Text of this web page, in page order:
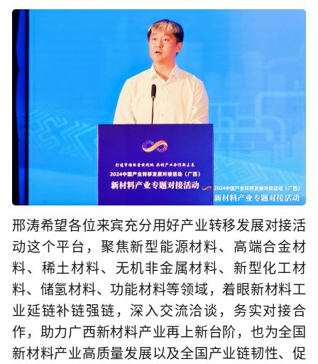
邢涛希望各位来宾充分用好产业转移发展对接活
动这个平台，聚焦新型能源材料、高端合金材
料、稀土材料、无机非金属材料、新型化工材
料、储氢材料、功能材料等领域，着眼新材料工
业延链补链强链，深入交流洽谈，务实对接合
作，助力广西新材料产业再上新台阶，也为全国
新材料产业高质量发展以及全国产业链韧性、促